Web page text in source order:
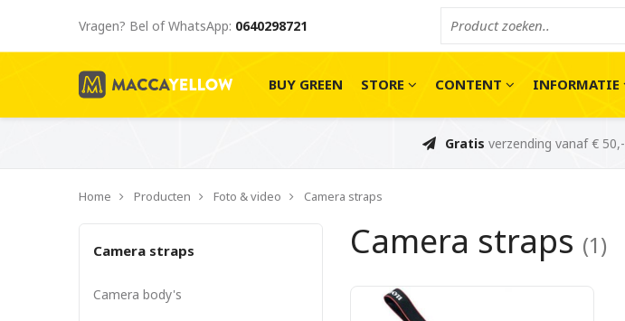
Vragen? Bel of WhatsApp: 0640298721
BUY GREEN STORE CONTENT INFORMATIE
Gratis verzending vanaf € 50,-
Home Producten Foto & video Camera straps
Camera straps
Camera body's
Camera straps (1)